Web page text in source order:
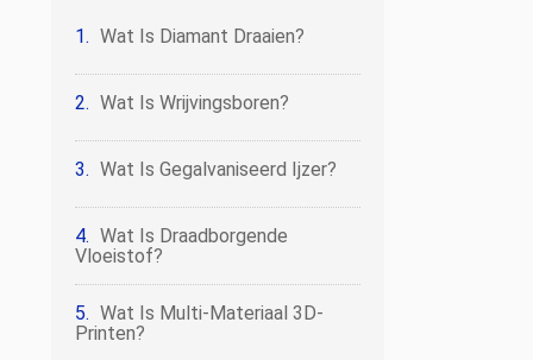
Wat Is Diamant Draaien?
Wat Is Wrijvingsboren?
Wat Is Gegalvaniseerd Ijzer?
Wat Is Draadborgende
Vloeistof?
Wat Is Multi-Materiaal 3D-
Printen?